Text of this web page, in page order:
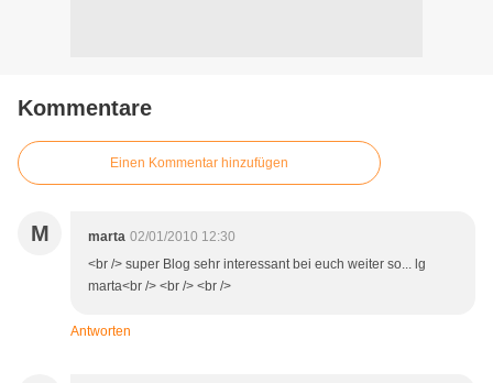
Kommentare
Einen Kommentar hinzufügen
M marta 02/01/2010 12:30
<br /> super Blog sehr interessant bei euch weiter so... lg
marta<br /> <br /> <br />
Antworten